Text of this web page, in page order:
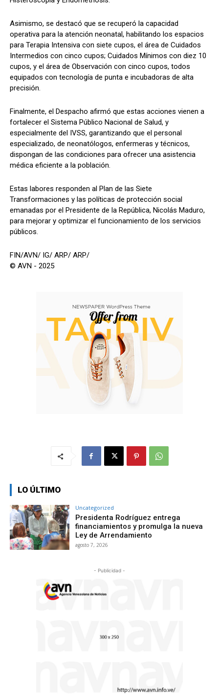
Asimismo, se destacó que se recuperó la capacidad
operativa para la atención neonatal, habilitando los espacios
para Terapia Intensiva con siete cupos, el área de Cuidados
Intermedios con cinco cupos; Cuidados Mínimos con diez 10
cupos, y el área de Observación con cinco cupos, todos
equipados con tecnología de punta e incubadoras de alta
precisión.
​Finalmente, el Despacho afirmó que estas acciones vienen a
fortalecer el Sistema Público Nacional de Salud, y
especialmente del IVSS, garantizando que el personal
especializado, de neonatólogos, enfermeras y técnicos,
dispongan de las condiciones para ofrecer una asistencia
médica eficiente a la población.
Estas labores responden al Plan de las Siete
Transformaciones y las políticas de protección social
emanadas por el Presidente de la República, Nicolás Maduro,
para mejorar y optimizar el funcionamiento de los servicios
públicos.
FIN/AVN/ IG/ ARP/ ARP/
© AVN - 2025
LO ÚLTIMO
Uncategorized
Presidenta Rodríguez entrega
financiamientos y promulga la nueva
Ley de Arrendamiento
agosto 7, 2026
- Publicidad -